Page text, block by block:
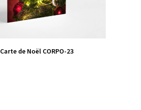
VIEW PRODUCT
Carte de Noël CORPO-23